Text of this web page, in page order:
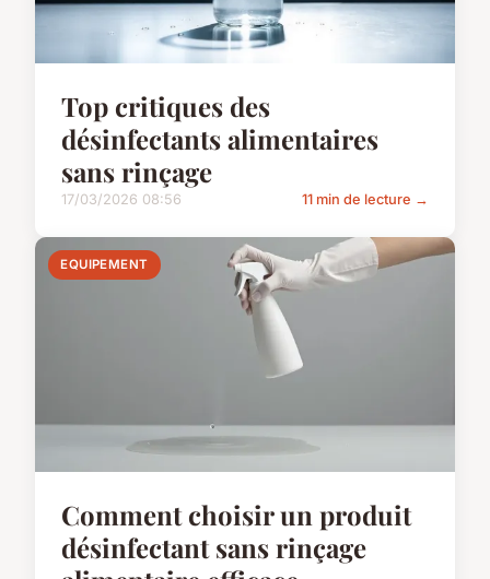
Top critiques des
désinfectants alimentaires
sans rinçage
17/03/2026 08:56 11 min de lecture →
EQUIPEMENT
Comment choisir un produit
désinfectant sans rinçage